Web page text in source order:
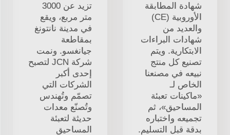
شهادة المطابقة
الأوروبية (CE)
والعديد من
شهادات البراءات
الابتكارية. ويتم
تصنيع كل منتج
نبيعه في مصنعنا
الخاص لـ
«ماكينات تعبئة
المساحيق»، ثم
تجميعه واختباره
بدقة قبل التسليم.
تزيد عن 3000
متر مربع، ويقع
في مدينة نانتونغ
بمقاطعة
جيانغسو. ونمت
شركة JCN لتصبح
إحدى أكبر
الشركات التي
تصمّم وتُهندس
وتُصنّع معدات
حديثة لتعبئة
المساحيق